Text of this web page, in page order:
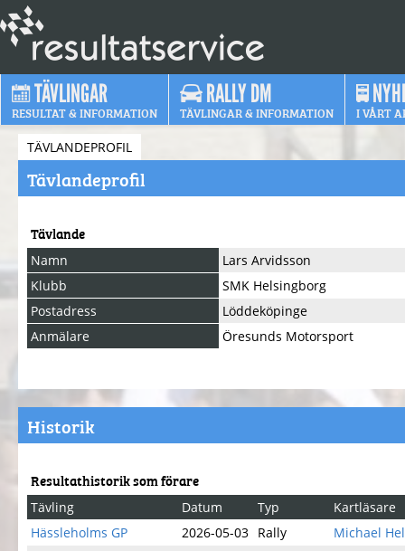
TÄVLINGAR
RESULTAT & INFORMATION
RALLY DM
TÄVLINGAR & INFORMATION I VÅRT
TÄVLANDEPROFIL
Tävlandeprofil
Tävlande
Namn
Lars Arvidsson
Klubb
SMK Helsingborg
Postadress
Löddeköpinge
Anmälare
Öresunds Motorsport
Historik
Resultathistorik som förare
Tävling Datum Typ
Kartläsare
Hässleholms GP
2026-05-03 Rally
Michael